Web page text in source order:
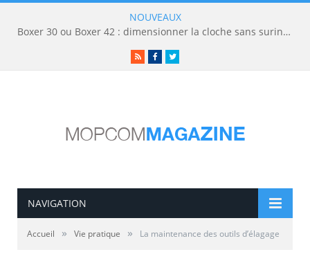
NOUVEAUX
Boxer 30 ou Boxer 42 : dimensionner la cloche sans surinvestir
RSSFacebookTwitter
NAVIGATION
Accueil » Vie pratique » La maintenance des outils d’élagage